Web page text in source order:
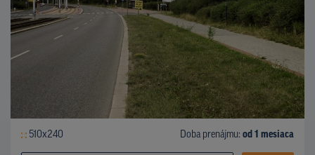
510x240 Doba prenájmu: od 1 mesiaca